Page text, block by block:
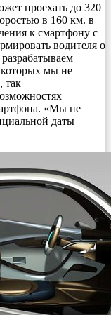
проехать до 320
в 160 км. в
к смартфону с
водителя о
мы не
так
«Мы не
даты